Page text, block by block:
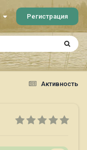
Регистрация
Активность